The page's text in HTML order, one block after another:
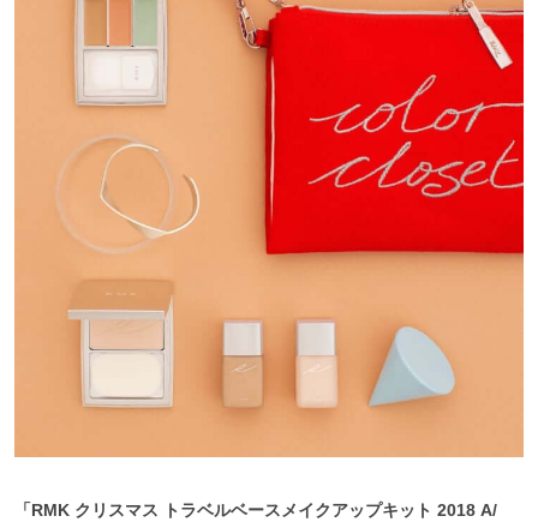
「RMK クリスマス トラベルベースメイクアップキット 2018 A/